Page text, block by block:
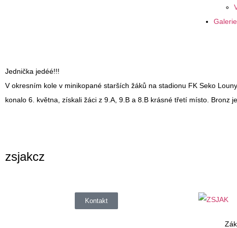
Galerie
Jednička jedéé!!!
V okresním kole v minikopané starších žáků na stadionu FK Seko
konalo 6. května, získali žáci z 9.A, 9.B a 8.B krásné třetí místo. Bronz
zsjakcz
Kontakt